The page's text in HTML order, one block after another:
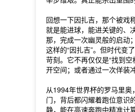
回想一下因扎吉，那个被戏
就是能进球，能进关键的、
那，完成一次幽灵般的启动
这样的“因扎吉”。但时代变
苛刻。它不再仅仅是“找到
开空间；或者通过一次佯装
从1994年世界杯的罗马里
门，背后都闪耀着跑位意识
静，能在高速奔跑中精准计